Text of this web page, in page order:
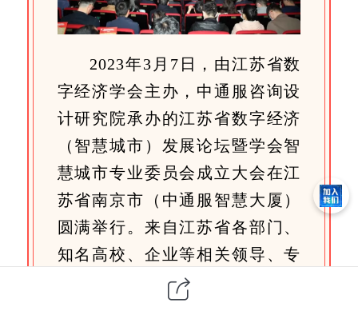
2023年3月7日，由江苏省数
字经济学会主办，中通服咨询设
计研究院承办的江苏省数字经济
（智慧城市）发展论坛暨学会智
慧城市专业委员会成立大会在江
苏省南京市（中通服智慧大厦）
圆满举行。来自江苏省各部门、
知名高校、企业等相关领导、专
家学者和专委会成员单位的代表